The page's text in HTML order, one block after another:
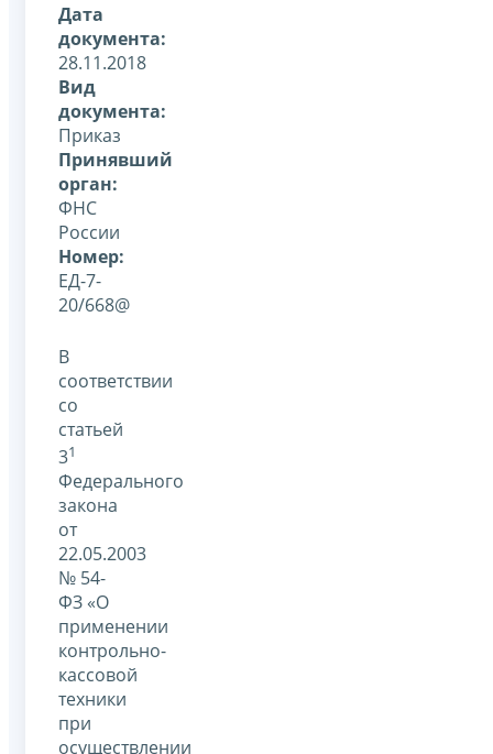
Дата
документа:
28.11.2018
Вид
документа:
Приказ
Принявший
орган:
ФНС
России
Номер:
ЕД-7-
20/668@
В
соответствии
со
статьей
31
Федерального
закона
от
22.05.2003
№ 54-
ФЗ «О
применении
контрольно-
кассовой
техники
при
осуществлении